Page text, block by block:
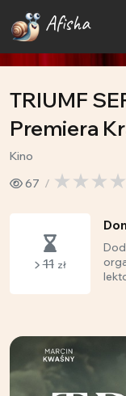
Afisha
TRIUMF
Premiera
Kino
67
11 zł